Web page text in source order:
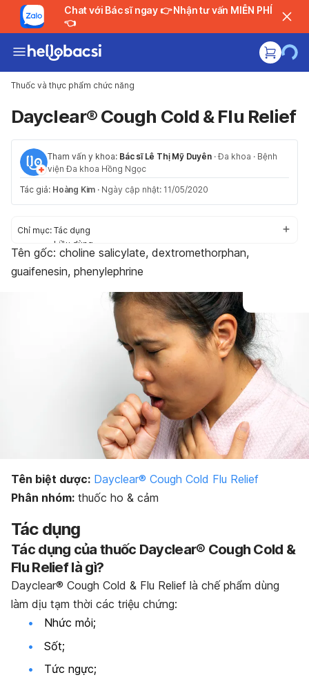
Chat với Bác sĩ ngay 👉 Nhận tư vấn MIỄN PHÍ
👈
Thuốc và thực phẩm chức năng
Dayclear® Cough Cold & Flu Relief
Tham vấn y khoa: Bác sĩ Lê Thị Mỹ Duyên ·Đa khoa · Bệnh
viện Đa khoa Hồng Ngọc
Tác giả: Hoàng Kim · Ngày cập nhật: 11/05/2020
Chỉ mục: Tác dụng
Liều dùng
Cách dùng
Tác dụng phụ
Tương tác thuốc
Bảo quản thuốc
Tên gốc: choline salicylate, dextromethorphan,
guaifenesin, phenylephrine
Tên biệt dược: Dayclear® Cough Cold Flu Relief
Phân nhóm: thuốc ho & cảm
Tác dụng
Tác dụng của thuốc Dayclear® Cough Cold &
Flu Relief là gì?
Dayclear® Cough Cold & Flu Relief là chế phẩm dùng
làm dịu tạm thời các triệu chứng:
Nhức mỏi;
Sốt;
Tức ngực;